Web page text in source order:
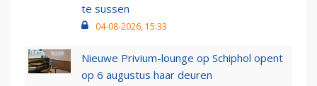
te sussen
04-08-2026, 15:33
Nieuwe Privium-lounge op Schiphol opent
op 6 augustus haar deuren